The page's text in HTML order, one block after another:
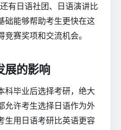
有日语社团、日语演讲比
础能够帮助考生更快在这
赛奖项和交流机会。
展的影响
科毕业后选择考研，绝大
允许考生选择日语作为外
生用日语考研比英语更容